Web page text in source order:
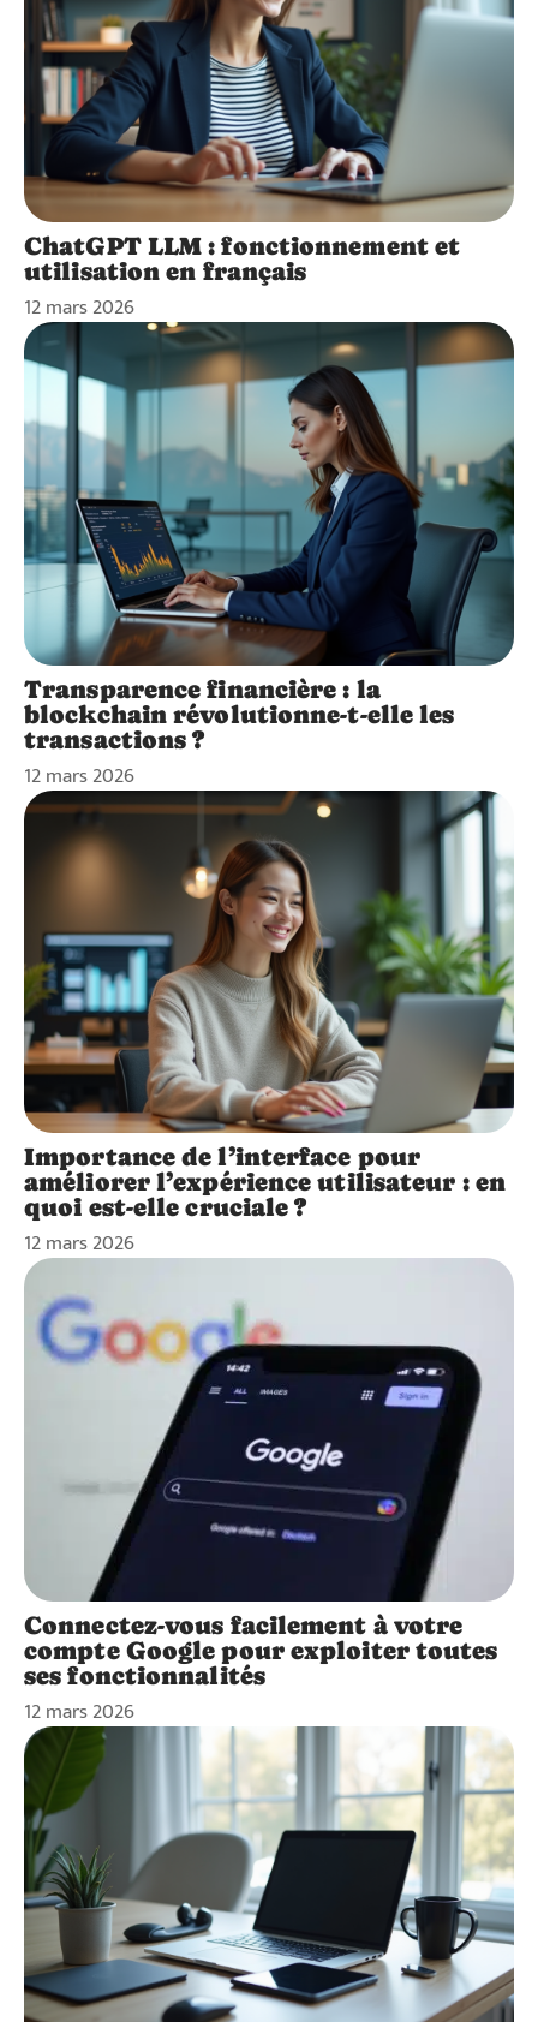
ChatGPT LLM : fonctionnement et
utilisation en français
12 mars 2026
Transparence financière : la
blockchain révolutionne-t-elle les
transactions ?
12 mars 2026
Importance de l’interface pour
améliorer l’expérience utilisateur : en
quoi est-elle cruciale ?
12 mars 2026
Connectez-vous facilement à votre
compte Google pour exploiter toutes
ses fonctionnalités
12 mars 2026